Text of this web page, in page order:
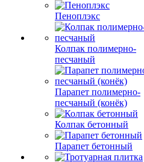
Пеноплэкс
Колпак полимерно-
песчаный
Парапет полимерно-
песчаный (конёк)
Колпак бетонный
Парапет бетонный